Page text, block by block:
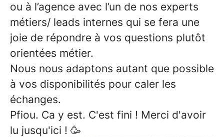
ou à l’agence avec l’un de nos experts
métiers/ leads internes qui se fera une
joie de répondre à vos questions plutôt
orientées métier.
Nous nous adaptons autant que possible
à vos disponibilités pour caler les
échanges.
Pfiou. Ca y est. C'est fini ! Merci d'avoir
lu jusqu'ici ! 🥳